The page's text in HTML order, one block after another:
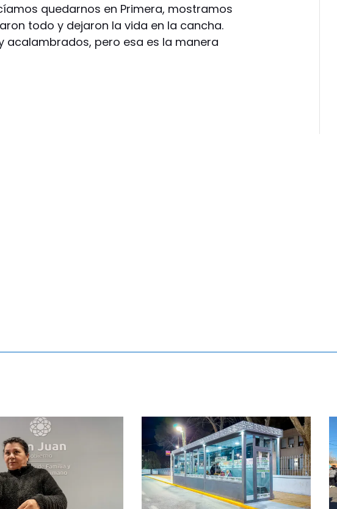
quedarnos en Primera, mostramos
todo y dejaron la vida en la cancha.
acalambrados, pero esa es la manera